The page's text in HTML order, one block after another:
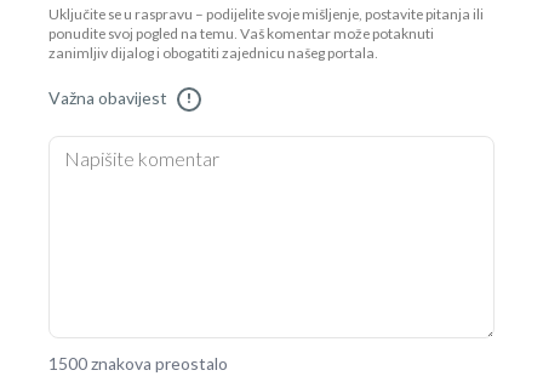
Uključite se u raspravu – podijelite svoje mišljenje, postavite pitanja ili
ponudite svoj pogled na temu. Vaš komentar može potaknuti
zanimljiv dijalog i obogatiti zajednicu našeg portala.
Važna obavijest !
1500 znakova preostalo